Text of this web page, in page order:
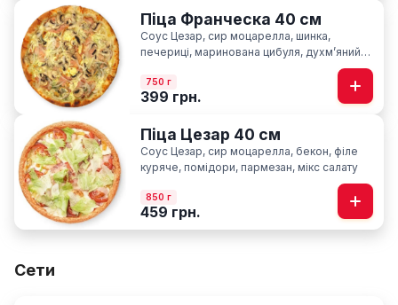
Піца Франческа 40 см
Соус Цезар, сир моцарелла, шинка,
печериці, маринована цибуля, духмʼяний
750 г
399 грн.
Піца Цезар 40 см
Соус Цезар, сир моцарелла, бекон, філе
куряче, помідори, пармезан, мікс салату
850 г
459 грн.
Сети